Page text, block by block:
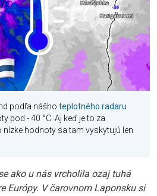
podľa nášho teplotného radaru
pod - 40 °C. Aj keď je to za
hodnoty sa tam vyskytujú len
ako u nás vrcholila ozaj tuhá
Európy. V čarovnom Laponsku si